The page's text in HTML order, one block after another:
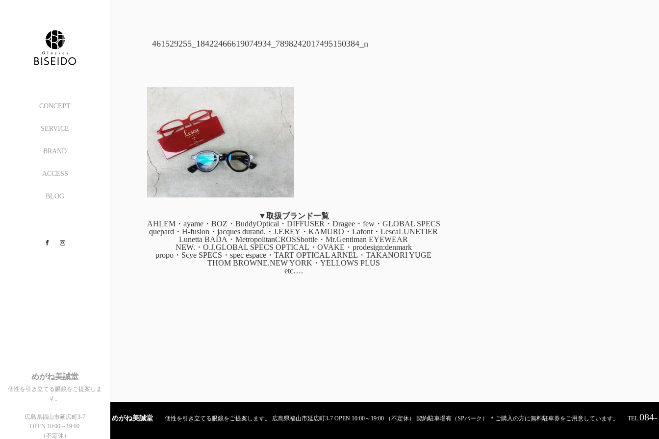
CONCEPT
SERVICE
BRAND
ACCESS
BLOG
Facebook
めがね美誠堂
個性を引き立てる眼鏡をご提案しま
す。
広島県福山市延広町3-7
OPEN 10:00～19:00
（不定休）
461529255_18422466619074934_7898242017495150384_n
▼取扱ブランド一覧
AHLEM・ayame・BOZ・BuddyOptical・DIFFUSER・Dragee・few・GLOBAL SPECS
quepard・H-fusion・jacques durand.・J.F.REY・KAMURO・Lafont・LescaLUNETIER
Lunetta BADA・MetropolitanCROSSbottle・Mr.Gentlman EYEWEAR
NEW.・O.J.GLOBAL SPECS OPTICAL・OVAKE・prodesign:denmark
propo・Scye SPECS・spec espace・TART OPTICAL ARNEL・TAKANORI YUGE
THOM BROWNE.NEW YORK・YELLOWS PLUS
etc….
めがね美誠堂 個性を引き立てる眼鏡をご提案します。 広島県福山市延広町3-7 OPEN 10:00～19:00 （不定休） 契約駐車場有（SPパーク） ＊ご購入の方に無料駐車券をご用意しています。 TEL.084-